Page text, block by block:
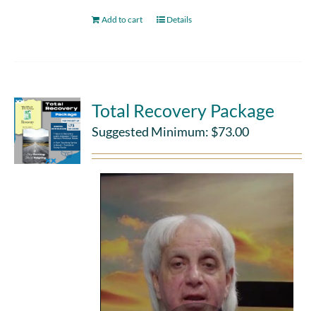
Add to cart Details
Total Recovery Package
Suggested Minimum: $73.00